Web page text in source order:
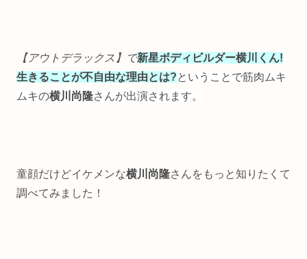
【アウトデラックス】で新星ボディビルダー横川くん!
生きることが不自由な理由とは?ということで筋肉ムキ
ムキの横川尚隆さんが出演されます。
童顔だけどイケメンな横川尚隆さんをもっと知りたくて
調べてみました！